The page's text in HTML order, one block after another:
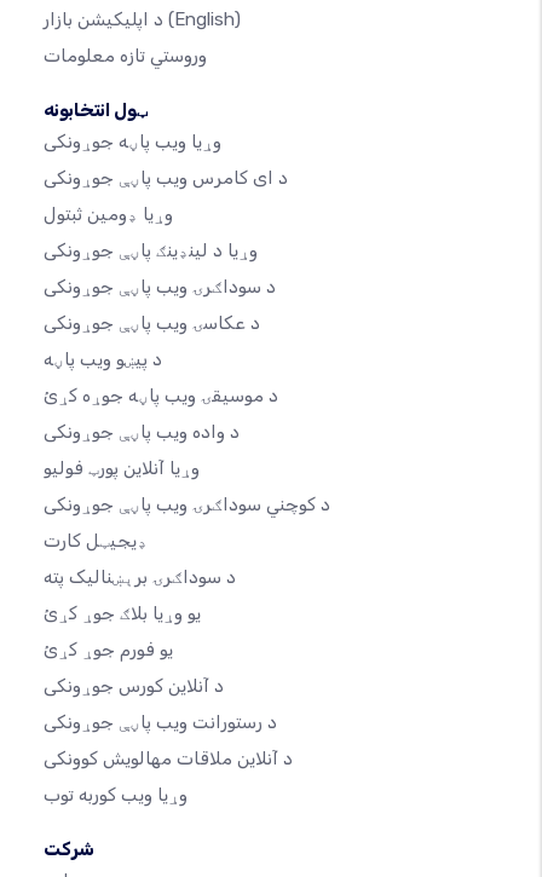
(English)
وروستي تازه معلومات
ټول انتخابونه
وړیا ویب پاڼه جوړونکی
د ای کامرس ویب پاڼې جوړونکی
وړیا ډومین ثبتول
وړیا د لینډینګ پاڼې جوړونکی
د سوداګرۍ ویب پاڼې جوړونکی
د عکاسۍ ویب پاڼې جوړونکی
د پیښو ویب پاڼه
د موسیقۍ ویب پاڼه جوړه کړئ
د واده ویب پاڼې جوړونکی
وړیا آنلاین پورټ فولیو
د کوچني سوداګرۍ ویب پاڼې جوړونکی
ډیجیټل کارت
د سوداګرۍ برېښنالیک پته
یو وړیا بلاګ جوړ کړئ
یو فورم جوړ کړئ
د آنلاین کورس جوړونکی
د رستورانت ویب پاڼې جوړونکی
د آنلاین ملاقات مهالویش کوونکی
وړیا ویب کوربه توب
شرکت